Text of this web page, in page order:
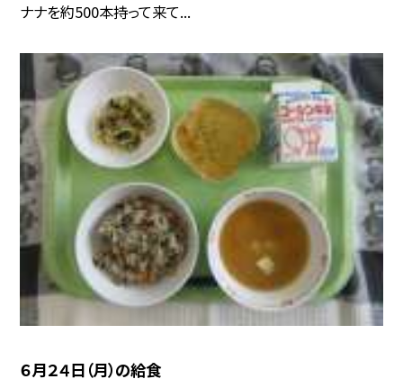
ナナを約500本持って来て...
６月２４日（月）の給食